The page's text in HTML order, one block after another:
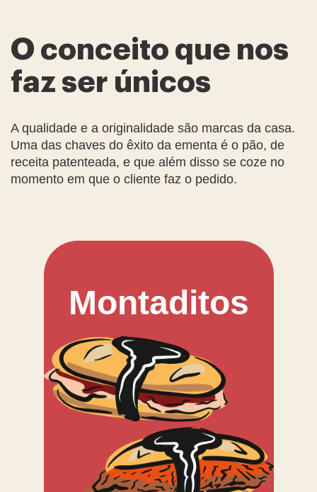
O conceito que nos
faz ser únicos
A qualidade e a originalidade são marcas da casa.
Uma das chaves do êxito da ementa é o pão, de
receita patenteada, e que além disso se coze no
momento em que o cliente faz o pedido.
Montaditos